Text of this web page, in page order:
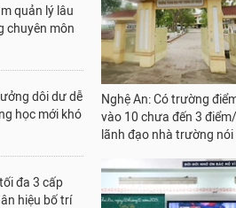
quản lý lâu
chuyên môn
dôi dư dễ
học mới khó
đa 3 cấp
hiệu bố trí
KDC Education đồng
triển năng lực số và
dụng AI cho học sinh